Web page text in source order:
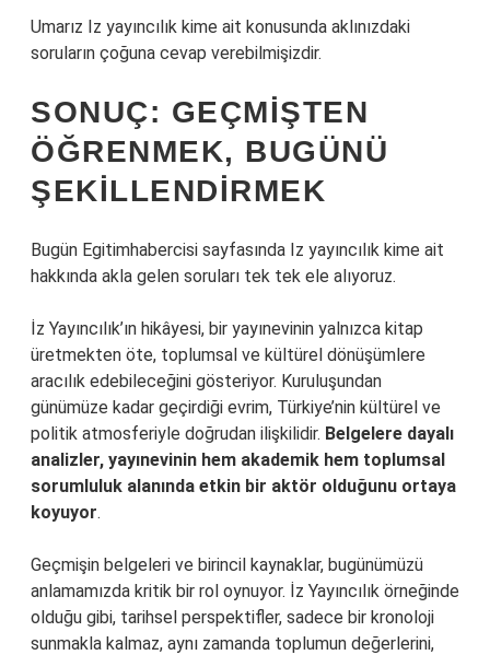
Umarız Iz yayıncılık kime ait konusunda aklınızdaki
soruların çoğuna cevap verebilmişizdir.
SONUÇ: GEÇMIŞTEN
ÖĞRENMEK, BUGÜNÜ
ŞEKILLENDIRMEK
Bugün Egitimhabercisi sayfasında Iz yayıncılık kime ait
hakkında akla gelen soruları tek tek ele alıyoruz.
İz Yayıncılık’ın hikâyesi, bir yayınevinin yalnızca kitap
üretmekten öte, toplumsal ve kültürel dönüşümlere
aracılık edebileceğini gösteriyor. Kuruluşundan
günümüze kadar geçirdiği evrim, Türkiye’nin kültürel ve
politik atmosferiyle doğrudan ilişkilidir. Belgelere dayalı
analizler, yayınevinin hem akademik hem toplumsal
sorumluluk alanında etkin bir aktör olduğunu ortaya
koyuyor.
Geçmişin belgeleri ve birincil kaynaklar, bugünümüzü
anlamamızda kritik bir rol oynuyor. İz Yayıncılık örneğinde
olduğu gibi, tarihsel perspektifler, sadece bir kronoloji
sunmakla kalmaz, aynı zamanda toplumun değerlerini,